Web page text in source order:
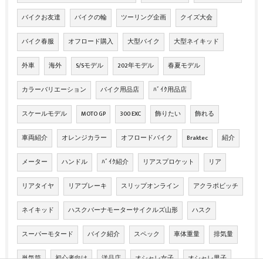
バイクお友達 バイクの輪 ツーリング企画 クイズ大会
バイク春服 オフロード購入 大型バイク 大型ネイキッド
外車 海外 S/Sモデル 202年モデル 春夏モデル
カラーバリエーション バイク用品店 ﾊﾞｲｸ用品店
スケールモデル MOTO GP 300 EXC 飾りたい 飾れる
車両紹介 オレンジカラー オフロードバイク Braktec 紹介
メーター ハンドル ﾊﾞｲｸ紹介 リアスプロケット リア
リアタイヤ リアブレーキ スリップオンライン アクラポビッチ
ネイキッド ハスクバーナモーターサイクルズ山形 ハスク
スーパーモタード バイク紹介 スペック 車体重量 排気量